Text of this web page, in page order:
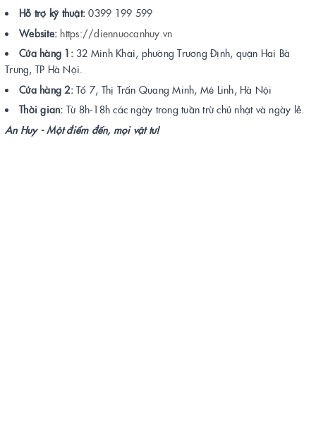
Hỗ trợ kỹ thuật: 0399 199 599
Website: https://diennuocanhuy.vn
Cửa hàng 1: 32 Minh Khai, phường Trương Định, quận Hai Bà
Trưng, TP Hà Nội.
Cửa hàng 2: Tổ 7, Thị Trấn Quang Minh, Mê Linh, Hà Nội
Thời gian: Từ 8h-18h các ngày trong tuần trừ chủ nhật và ngày lễ.
An Huy - Một điểm đến, mọi vật tư!